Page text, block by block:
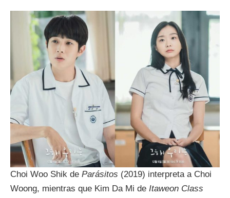
Choi Woo Shik de Parásitos (2019) interpreta a Choi
Woong, mientras que Kim Da Mi de Itaweon Class